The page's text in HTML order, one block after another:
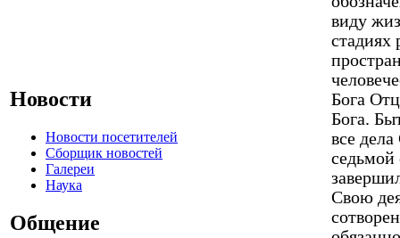
Новости
Новости посетителей
Сборщик новостей
Галереи
Наука
Общение